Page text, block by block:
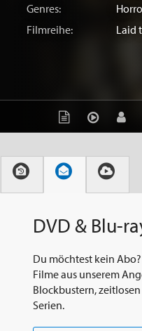
Genres:
Filmreihe:
Laid
DVD & Blu-
Du möchtest kein
Filme aus unserem
Blockbustern,
Serien.